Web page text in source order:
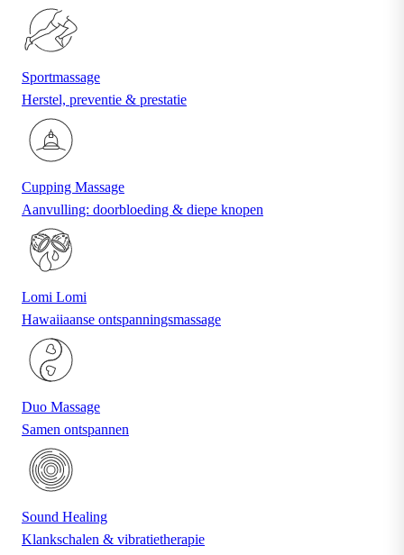
Sportmassage
Herstel, preventie & prestatie
Cupping Massage
Aanvulling: doorbloeding & diepe knopen
Lomi Lomi
Hawaiiaanse ontspanningsmassage
Duo Massage
Samen ontspannen
Sound Healing
Klankschalen & vibratietherapie